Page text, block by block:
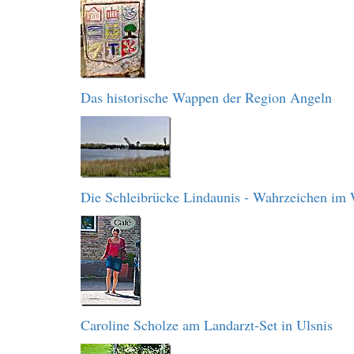
Das historische Wappen der Region Angeln
Die Schleibrücke Lindaunis - Wahrzeichen im
Caroline Scholze am Landarzt-Set in Ulsnis